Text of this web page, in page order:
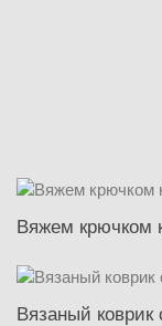
Вяжем крючком
Вязаный коврик